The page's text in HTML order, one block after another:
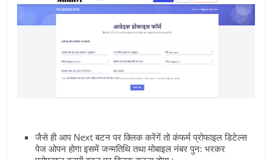
जैसे ही आप Next बटन पर क्लिक करेंगें तो कंफर्म प्रोफाइल डिटेल्‍स
पेज ओपन होगा इसमें जन्‍मतिथि तथा मोबाइल नंबर पुन: भरकर